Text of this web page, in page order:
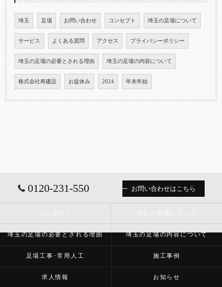
埼玉 足場 お問い合わせ コンセプト 埼玉の足場について
サービス よくある質問 アクセス プライバシーポリシー
埼玉の足場の必要とされる理由 埼玉の足場の内容について
株式会社寿建設 お盆休み 2024 年末年始
0120-231-550 お問い合わせはこちら
埼玉の足場の必要とされる理由 埼玉の足場の内容について
足場工事･常用人工 施工事例
求人情報 お知らせ